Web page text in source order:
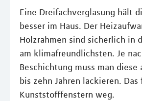
Eine Dreifachverglasung hält
besser im Haus. Der
Holzrahmen sind sicherlich in
am klimafreundlichsten. Je
Beschichtung muss man diese
bis zehn Jahren lackieren.
Kunststofffenstern weg.